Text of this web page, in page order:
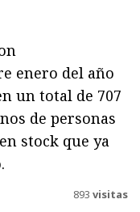
enero del año
un total de 707
de personas
stock que ya
893 visitas